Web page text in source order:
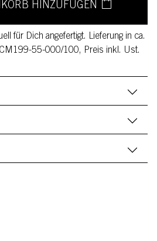
HINZUFÜGEN
für Dich angefertigt. Lieferung in ca.
55-000/100, Preis inkl. Ust.